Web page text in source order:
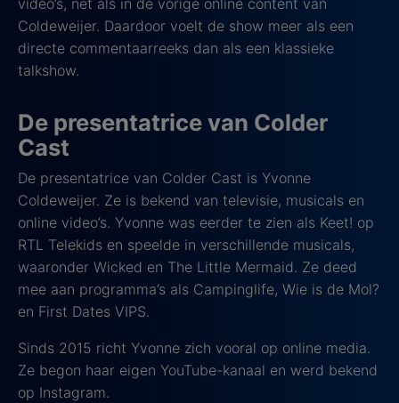
video’s, net als in de vorige online content van
Coldeweijer. Daardoor voelt de show meer als een
directe commentaarreeks dan als een klassieke
talkshow.
De presentatrice van Colder
Cast
De presentatrice van Colder Cast is Yvonne
Coldeweijer. Ze is bekend van televisie, musicals en
online video’s. Yvonne was eerder te zien als Keet! op
RTL Telekids en speelde in verschillende musicals,
waaronder Wicked en The Little Mermaid. Ze deed
mee aan programma’s als Campinglife, Wie is de Mol?
en First Dates VIPS.
Sinds 2015 richt Yvonne zich vooral op online media.
Ze begon haar eigen YouTube-kanaal en werd bekend
op Instagram.